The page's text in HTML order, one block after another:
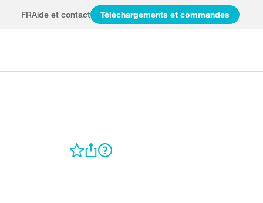
FRAide et contact Téléchargements et commandes